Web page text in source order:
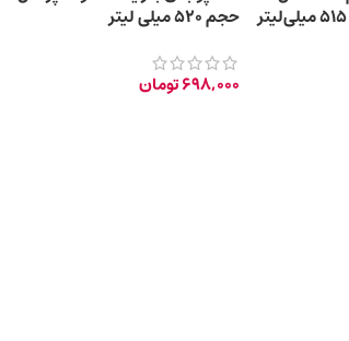
حجم 520 میلی‌ لیتر
698,000تومان